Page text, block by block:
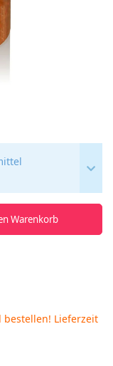
Warenkorb
bestellen! Lieferzeit